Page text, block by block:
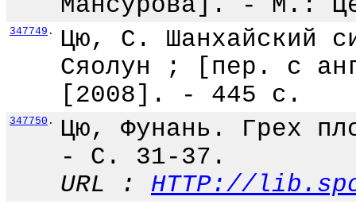
347749 .
Цю, С. Шанхайский
Сяолун ; [пер. с
[2008]. - 445 с.
347750 .
Цю, Фунань. Грех
- С. 31-37.
URL : HTTP://